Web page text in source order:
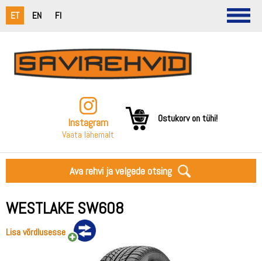
ET EN FI
Instagram
Vaata lähemalt
Ostukorv on tühi!
Ava rehvi ja velgede otsing
WESTLAKE SW608
Lisa võrdlusesse